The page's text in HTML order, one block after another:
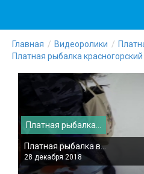
Главная Видеоролики
Платная рыбалка
Платная рыбалка...
Платная рыбалка в...
28 декабря 2018